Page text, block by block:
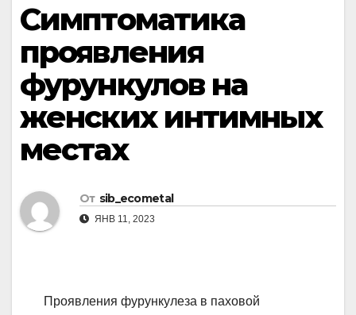
Симптоматика
проявления
фурункулов на
женских интимных
местах
От sib_ecometal
ЯНВ 11, 2023
Проявления фурункулеза в паховой